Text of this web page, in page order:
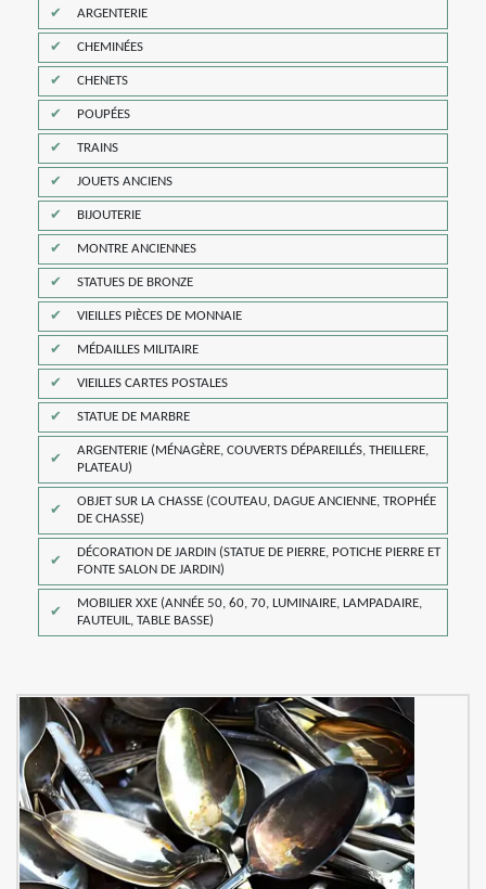
ARGENTERIE
CHEMINÉES
CHENETS
POUPÉES
TRAINS
JOUETS ANCIENS
BIJOUTERIE
MONTRE ANCIENNES
STATUES DE BRONZE
VIEILLES PIÈCES DE MONNAIE
MÉDAILLES MILITAIRE
VIEILLES CARTES POSTALES
STATUE DE MARBRE
ARGENTERIE (MÉNAGÈRE, COUVERTS DÉPAREILLÉS, THEILLERE,
PLATEAU)
OBJET SUR LA CHASSE (COUTEAU, DAGUE ANCIENNE, TROPHÉE
DE CHASSE)
DÉCORATION DE JARDIN (STATUE DE PIERRE, POTICHE PIERRE ET
FONTE SALON DE JARDIN)
MOBILIER XXE (ANNÉE 50, 60, 70, LUMINAIRE, LAMPADAIRE,
FAUTEUIL, TABLE BASSE)